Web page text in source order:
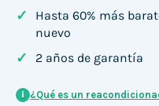
✓
Hasta 60% más
nuevo
✓ 2 años de garantía
i ¿Qué es un